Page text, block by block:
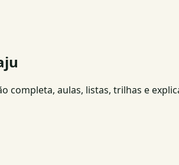
completa, aulas, listas, trilhas e